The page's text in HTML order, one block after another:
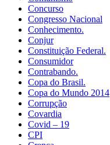
Concurso
Congresso Nacional
Conhecimento.
Conjur
Constituição Federal.
Consumidor
Contrabando.
Copa do Brasil.
Copa do Mundo 2014
Corrupção
Covardia
Covid – 19
CPI